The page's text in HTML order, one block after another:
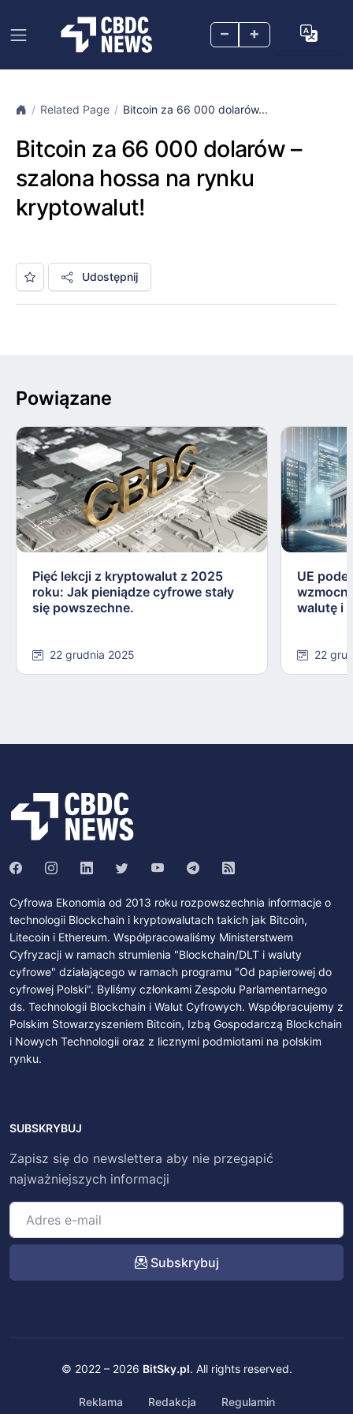
– +
Related Page Bitcoin za 66 000 dolarów...
Bitcoin za 66 000 dolarów –
szalona hossa na rynku
kryptowalut!
Udostępnij
Powiązane
Pięć lekcji z kryptowalut z 2025
roku: Jak pieniądze cyfrowe stały
się powszechne.
22 grudnia 2025
UE
walutę i
22
Cyfrowa Ekonomia od 2013 roku rozpowszechnia informacje o
technologii Blockchain i kryptowalutach takich jak Bitcoin,
Litecoin i Ethereum. Współpracowaliśmy Ministerstwem
Cyfryzacji w ramach strumienia "Blockchain/DLT i waluty
cyfrowe" działającego w ramach programu "Od papierowej do
cyfrowej Polski". Byliśmy członkami Zespołu Parlamentarnego
ds. Technologii Blockchain i Walut Cyfrowych. Współpracujemy z
Polskim Stowarzyszeniem Bitcoin, Izbą Gospodarczą Blockchain
i Nowych Technologii oraz z licznymi podmiotami na polskim
rynku.
SUBSKRYBUJ
Zapisz się do newslettera aby nie przegapić
najważniejszych informacji
Subskrybuj
© 2022 – 2026 BitSky.pl. All rights reserved.
Reklama Redakcja Regulamin